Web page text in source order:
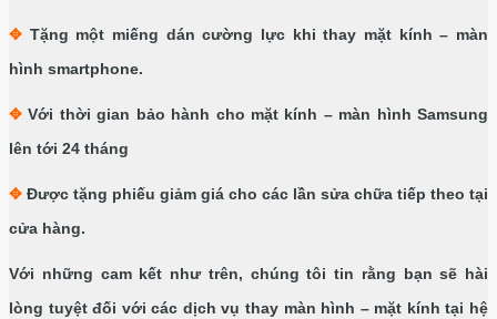
✥ Tặng một miếng dán cường lực khi thay mặt kính – màn
hình smartphone.
✥ Với thời gian bảo hành cho mặt kính – màn hình Samsung
lên tới 24 tháng
✥ Được tặng phiếu giảm giá cho các lần sửa chữa tiếp theo tại
cửa hàng.
Với những cam kết như trên, chúng tôi tin rằng bạn sẽ hài
lòng tuyệt đối với các dịch vụ thay màn hình – mặt kính tại hệ